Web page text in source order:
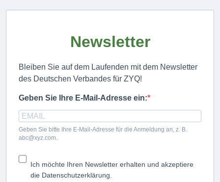
Newsletter
Bleiben Sie auf dem Laufenden mit dem Newsletter
des Deutschen Verbandes für ZYQ!
Geben Sie Ihre E-Mail-Adresse ein:
Geben Sie bitte Ihre E-Mail-Adresse für die Anmeldung an, z. B.
abc@xyz.com.
Ich möchte Ihren Newsletter erhalten und akzeptiere
die Datenschutzerklärung.